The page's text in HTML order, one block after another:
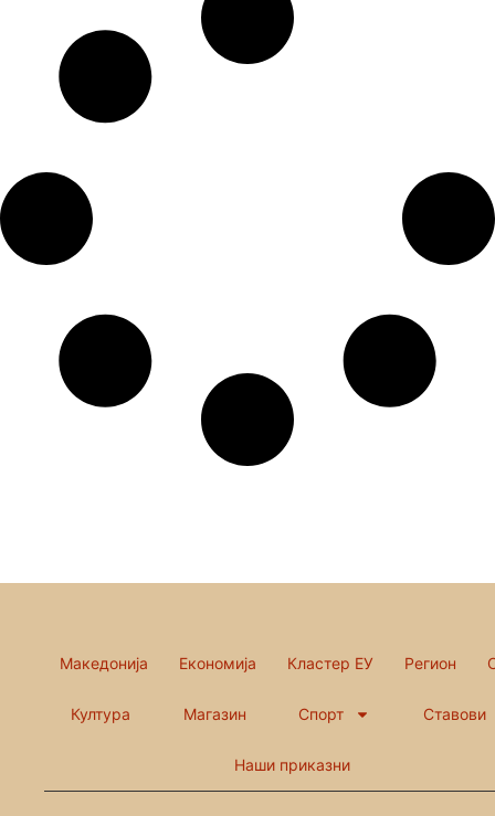
Македонија Економија Кластер ЕУ Регион
Култура Магазин Спорт Ставови
Наши приказни